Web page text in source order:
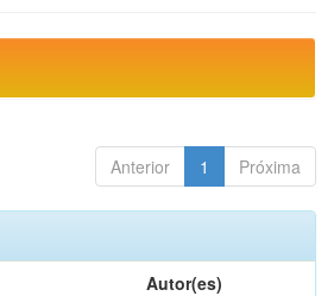
Anterior 1 Próxima
Autor(es)